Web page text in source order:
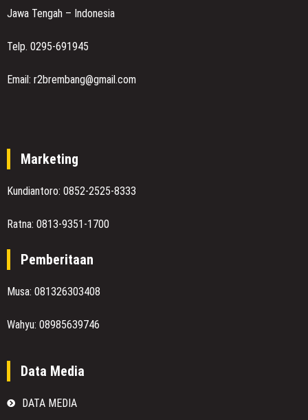
Jawa Tengah – Indonesia
Telp. 0295-691945
Email: r2brembang@gmail.com
Marketing
Kundiantoro: 0852-2525-8333
Ratna: 0813-9351-1700
Pemberitaan
Musa: 081326303408
Wahyu: 08985639746
Data Media
DATA MEDIA